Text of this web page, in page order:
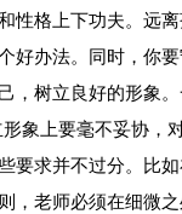
性格上下功夫。远
好办法。同时，你
，树立良好的形象
象上要毫不妥协，
要求并不过分。比
，老师必须在细微